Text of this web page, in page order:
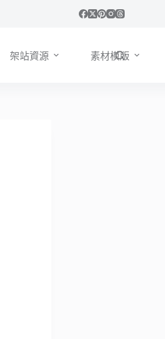
架站資源 素材模版